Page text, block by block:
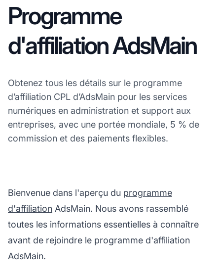
Programme
d'affiliation AdsMain
Obtenez tous les détails sur le programme
d’affiliation CPL d’AdsMain pour les services
numériques en administration et support aux
entreprises, avec une portée mondiale, 5 % de
commission et des paiements flexibles.
Bienvenue dans l'aperçu du programme
d'affiliation AdsMain. Nous avons rassemblé
toutes les informations essentielles à connaître
avant de rejoindre le programme d'affiliation
AdsMain.